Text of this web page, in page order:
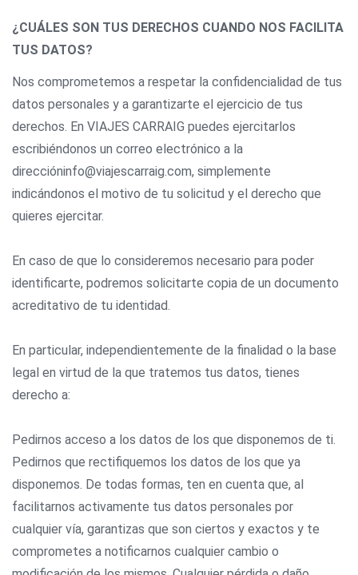
¿CUÁLES SON TUS DERECHOS CUANDO NOS FACILITA
TUS DATOS?
Nos comprometemos a respetar la confidencialidad de tus
datos personales y a garantizarte el ejercicio de tus
derechos. En VIAJES CARRAIG puedes ejercitarlos
escribiéndonos un correo electrónico a la
direccióninfo@viajescarraig.com, simplemente
indicándonos el motivo de tu solicitud y el derecho que
quieres ejercitar.
En caso de que lo consideremos necesario para poder
identificarte, podremos solicitarte copia de un documento
acreditativo de tu identidad.
En particular, independientemente de la finalidad o la base
legal en virtud de la que tratemos tus datos, tienes
derecho a:
Pedirnos acceso a los datos de los que disponemos de ti.
Pedirnos que rectifiquemos los datos de los que ya
disponemos. De todas formas, ten en cuenta que, al
facilitarnos activamente tus datos personales por
cualquier vía, garantizas que son ciertos y exactos y te
comprometes a notificarnos cualquier cambio o